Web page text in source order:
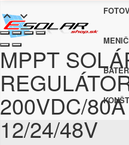

MPPT
200VDC/
12/24/48V